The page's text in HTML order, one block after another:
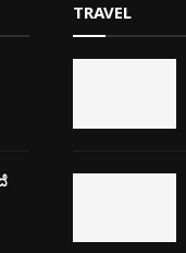
TRAVEL